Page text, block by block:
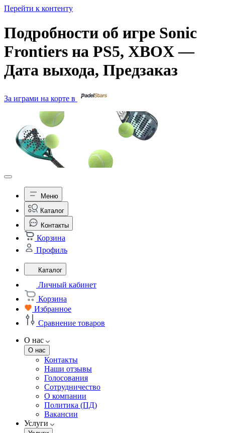
Перейти к контенту
Подробности об игре Sonic
Frontiers на PS5, XBOX —
Дата выхода, Предзаказ
За играми на корте в
Меню
Каталог
Контакты
Корзина
Профиль
Каталог
Личный кабинет
Корзина
Избранное
Сравнение товаров
О нас
О нас
Контакты
Наши отзывы
Голосования
Сотрудничество
О компании
Политика (ПД)
Вакансии
Услуги